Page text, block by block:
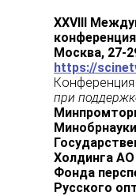
XXVIII
Москва, 27-
https://
при
Холдинга
Фонда
Русского